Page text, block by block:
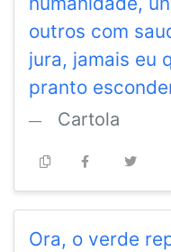
outros com
jura, jamais eu
pranto
Cartola
Ora, o verde